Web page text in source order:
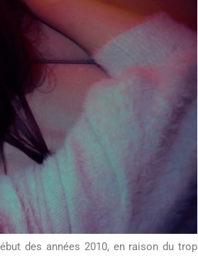
des années 2010, en raison du trop